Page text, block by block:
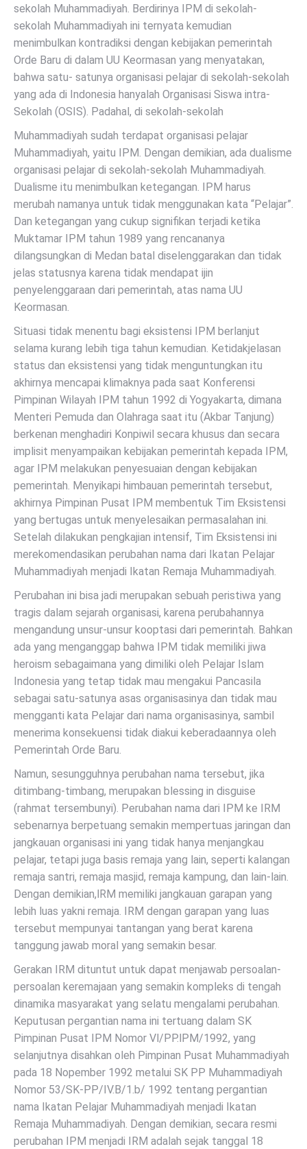
sekolah Muhammadiyah. Berdirinya IPM di sekolah-
sekolah Muhammadiyah ini ternyata kemudian
menimbulkan kontradiksi dengan kebijakan pemerintah
Orde Baru di dalam UU Keormasan yang menyatakan,
bahwa satu- satunya organisasi pelajar di sekolah-sekolah
yang ada di Indonesia hanyalah Organisasi Siswa intra-
Sekolah (OSIS). Padahal, di sekolah-sekolah
Muhammadiyah sudah terdapat organisasi pelajar
Muhammadiyah, yaitu IPM. Dengan demikian, ada dualisme
organisasi pelajar di sekolah-sekolah Muhammadiyah.
Dualisme itu menimbulkan ketegangan. IPM harus
merubah namanya untuk tidak menggunakan kata “Pelajar”.
Dan ketegangan yang cukup signifikan terjadi ketika
Muktamar IPM tahun 1989 yang rencananya
dilangsungkan di Medan batal diselenggarakan dan tidak
jelas statusnya karena tidak mendapat ijin
penyelenggaraan dari pemerintah, atas nama UU
Keormasan.
Situasi tidak menentu bagi eksistensi IPM berlanjut
selama kurang lebih tiga tahun kemudian. Ketidakjelasan
status dan eksistensi yang tidak menguntungkan itu
akhirnya mencapai klimaknya pada saat Konferensi
Pimpinan Wilayah IPM tahun 1992 di Yogyakarta, dimana
Menteri Pemuda dan Olahraga saat itu (Akbar Tanjung)
berkenan menghadiri Konpiwil secara khusus dan secara
implisit menyampaikan kebijakan pemerintah kepada IPM,
agar IPM melakukan penyesuaian dengan kebijakan
pemerintah. Menyikapi himbauan pemerintah tersebut,
akhirnya Pimpinan Pusat IPM membentuk Tim Eksistensi
yang bertugas untuk menyelesaikan permasalahan ini.
Setelah dilakukan pengkajian intensif, Tim Eksistensi ini
merekomendasikan perubahan nama dari Ikatan Pelajar
Muhammadiyah menjadi Ikatan Remaja Muhammadiyah.
Perubahan ini bisa jadi merupakan sebuah peristiwa yang
tragis dalam sejarah organisasi, karena perubahannya
mengandung unsur-unsur kooptasi dari pemerintah. Bahkan
ada yang menganggap bahwa IPM tidak memiliki jiwa
heroism sebagaimana yang dimiliki oleh Pelajar Islam
Indonesia yang tetap tidak mau mengakui Pancasila
sebagai satu-satunya asas organisasinya dan tidak mau
mengganti kata Pelajar dari nama organisasinya, sambil
menerima konsekuensi tidak diakui keberadaannya oleh
Pemerintah Orde Baru.
Namun, sesungguhnya perubahan nama tersebut, jika
ditimbang-timbang, merupakan blessing in disguise
(rahmat tersembunyi). Perubahan nama dari IPM ke IRM
sebenarnya berpetuang semakin mempertuas jaringan dan
jangkauan organisasi ini yang tidak hanya menjangkau
pelajar, tetapi juga basis remaja yang lain, seperti kalangan
remaja santri, remaja masjid, remaja kampung, dan lain-lain.
Dengan demikian,lRM memiliki jangkauan garapan yang
lebih luas yakni remaja. IRM dengan garapan yang luas
tersebut mempunyai tantangan yang berat karena
tanggung jawab moral yang semakin besar.
Gerakan IRM dituntut untuk dapat menjawab persoalan-
persoalan keremajaan yang semakin kompleks di tengah
dinamika masyarakat yang selatu mengalami perubahan.
Keputusan pergantian nama ini tertuang dalam SK
Pimpinan Pusat IPM Nomor Vl/PP.lPM/1992, yang
selanjutnya disahkan oleh Pimpinan Pusat Muhammadiyah
pada 18 Nopember 1992 metalui SK PP Muhammadiyah
Nomor 53/SK-PP/IV.B/1.b/ 1992 tentang pergantian
nama Ikatan Pelajar Muhammadiyah menjadi Ikatan
Remaja Muhammadiyah. Dengan demikian, secara resmi
perubahan IPM menjadi IRM adalah sejak tanggal 18